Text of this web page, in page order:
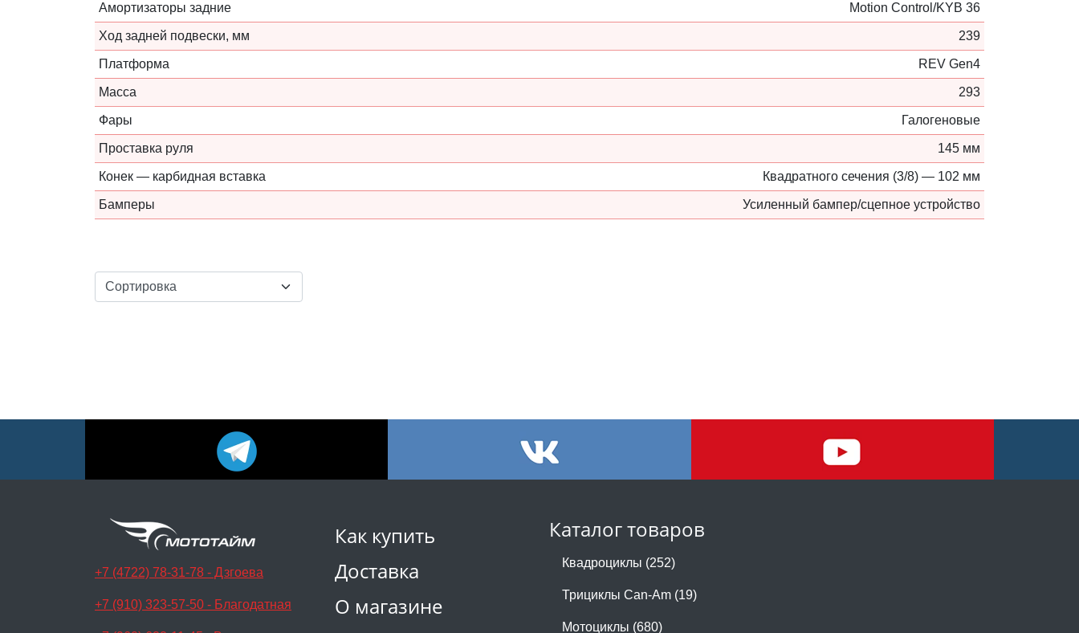
Амортизаторы задние Motion Control/KYB 36
Ход задней подвески, мм 239
Платформа REV Gen4
Масса 293
Фары Галогеновые
Проставка руля 145 мм
Конек — карбидная вставка Квадратного сечения (3/8) — 102 мм
Бамперы Усиленный бампер/сцепное устройство
Как купить
Доставка
О магазине
Каталог товаров
Квадроциклы (252)
Трициклы Can-Am (19)
Мотоциклы (680)
+7 (4722) 78-31-78 - Дзгоева
+7 (910) 323-57-50 - Благодатная